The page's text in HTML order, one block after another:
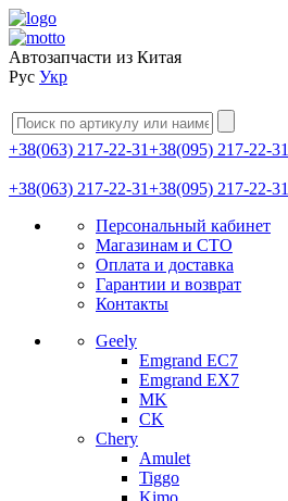
Автозапчасти из Китая
Рус Укр
+38(063) 217-22-31+38(095) 217-22-31
+38(063) 217-22-31+38(095) 217-22-31
Персональный кабинет
Магазинам и СТО
Оплата и доставка
Гарантии и возврат
Контакты
Geely
Emgrand EC7
Emgrand EX7
MK
CK
Chery
Amulet
Tiggo
Kimo